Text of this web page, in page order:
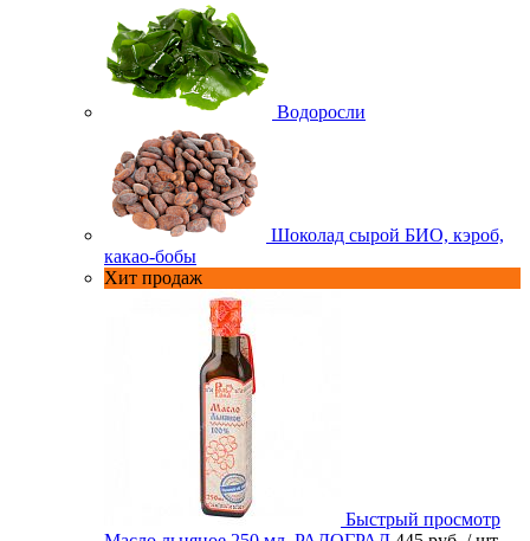
Водоросли
Шоколад сырой БИО, кэроб,
какао-бобы
Хит продаж
Быстрый просмотр